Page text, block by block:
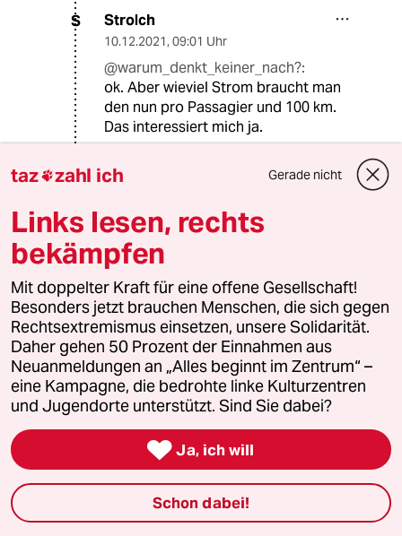
S Strolch
10.12.2021, 09:01 Uhr
@warum_denkt_keiner_nach?:
ok. Aber wieviel Strom braucht man
den nun pro Passagier und 100 km.
Das interessiert mich ja.
Ich habe das gefunden:
apropos/36592
Dort heißt es ca. 10,8 kwh/100 km je
Person. Zudem wird dort behauptet,
dass die Bahn den Stromverbrauch
des ICE nicht offen legt. Bei 10,8 kwh
(wenn das stimmt) schlägt das E-
Auto bereits bei 2 Personen den Zug
(klar hier ging es um Flugzeug). Bei
einer Familie mit vier Personen ist der
Zug dann völlig im Hintertreffen.
Seite wird der Stromverbrauch in
Diesel umgerechnet und da heißt es 3
Liter/100km je Person.
railfreak.de/ice-d...er-deutschen-
bahn/
taz zahl ich Gerade nicht
Links lesen, rechts
bekämpfen
Mit doppelter Kraft für eine offene Gesellschaft!
Besonders jetzt brauchen Menschen, die sich gegen
Rechtsextremismus einsetzen, unsere Solidarität.
Daher gehen 50 Prozent der Einnahmen aus
Neuanmeldungen an „Alles beginnt im Zentrum“ –
eine Kampagne, die bedrohte linke Kulturzentren
und Jugendorte unterstützt. Sind Sie dabei?
 Ja, ich will
Schon dabei!